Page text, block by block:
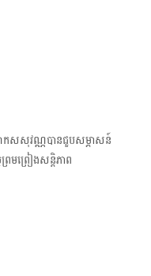
ោកសសុវណ្ណបានជួបសម្ភាសន៍
មព្រៀងសន្តិភាព